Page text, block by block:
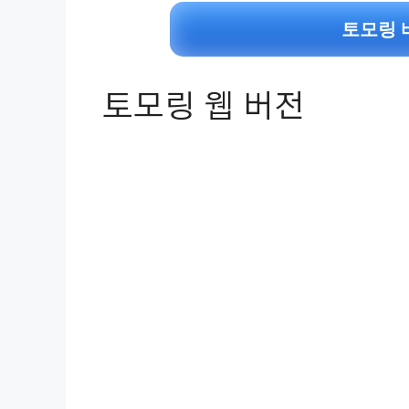
토모링
토모링 웹 버전